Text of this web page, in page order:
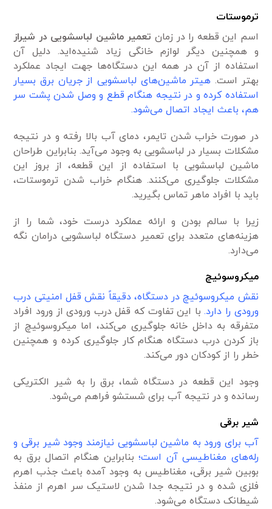
ترموستات
اسم این قطعه را در زمان تعمیر ماشین لباسشویی در شیراز
و همچنین دیگر لوازم خانگی زیاد شنیده‌اید. دلیل آن
استفاده از آن در همه این دستگاه‌ها جهت ایجاد عملکرد
بهتر است. هیتر ماشین‌های لباسشویی از جریان برق بسیار
استفاده کرده و در نتیجه هنگام قطع و وصل شدن پشت سر
هم، باعث ایجاد اتصال می‌شود.
در صورت خراب شدن تایمر، دمای آب بالا رفته و در نتیجه
مشکلات بسیار در لباسشویی به وجود می‌آید. بنابراین طراحان
ماشین لباسشویی با استفاده از این قطعه، از بروز این
مشکلات جلوگیری می‌کنند. هنگام خراب شدن ترموستات،
باید با افراد ماهر تماس بگیرید.
زیرا با سالم بودن و ارائه عملکرد درست خود، شما را از
هزینه‌های متعدد برای تعمیر دستگاه لباسشویی در‌امان نگه
می‌دارد.
میکروسوئیچ
نقش میکروسوئیچ در دستگاه، دقیقاً نقش قفل امنیتی درب
ورودی را دارد.با این تفاوت که قفل درب ورودی از ورود افراد
متفرقه به داخل خانه جلوگیری می‌کند، اما میکروسوئیچ از
باز کردن درب دستگاه هنگام کار جلوگیری کرده و همچنین
خطر را از کودکان دور می‌کند.
وجود این قطعه در دستگاه شما، برق را به شیر الکتریکی
رسانده و در نتیجه آب برای شستشو فراهم می‌شود.
شیر برقی
آب برای ورود به ماشین لباسشویی نیاز‌مند وجود شیر برقی و
رله‌های مغناطیسی آن است؛بنابراین هنگام اتصال برق به
بوبین شیر برقی، مغناطیس به وجود آمده باعث جذب اهرم
فلزی شده و در نتیجه جدا شدن لاستیک سر اهرم از منفذ
شیطانک دستگاه می‌شود.